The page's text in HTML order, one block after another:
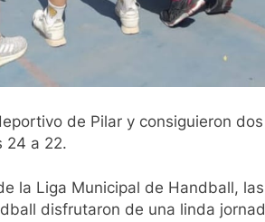
de Pilar y consiguieron
24 a 22.
la Liga Municipal de Handball,
disfrutaron de una linda